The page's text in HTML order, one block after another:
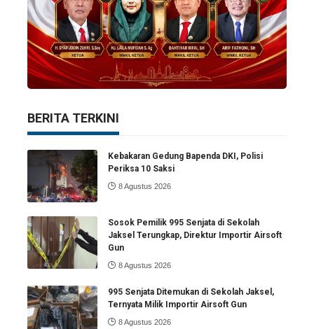
BERITA TERKINI
Kebakaran Gedung Bapenda DKI, Polisi
Periksa 10 Saksi
8 Agustus 2026
Sosok Pemilik 995 Senjata di Sekolah
Jaksel Terungkap, Direktur Importir Airsoft
Gun
8 Agustus 2026
995 Senjata Ditemukan di Sekolah Jaksel,
Ternyata Milik Importir Airsoft Gun
8 Agustus 2026